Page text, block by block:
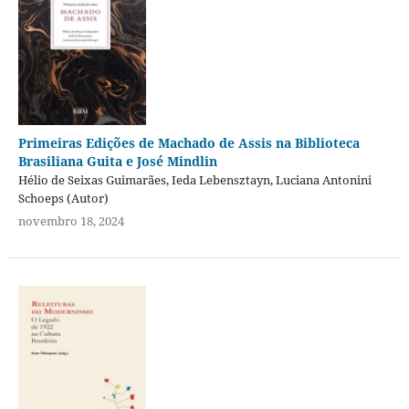
Primeiras Edições de Machado de Assis na Biblioteca
Brasiliana Guita e José Mindlin
Hélio de Seixas Guimarães, Ieda Lebensztayn, Luciana Antonini
Schoeps (Autor)
novembro 18, 2024